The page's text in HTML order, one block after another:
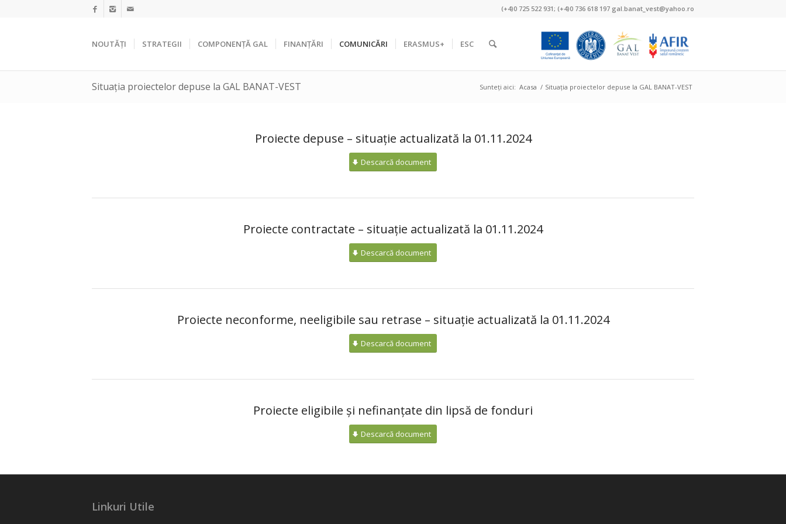
(+4)0 725 522 931; (+4)0 736 618 197 gal.banat_vest@yahoo.ro
NOUTĂȚI STRATEGII COMPONENȚĂ GAL FINANȚĂRI COMUNICĂRI ERASMUS+ ESC
Situația proiectelor depuse la GAL BANAT-VEST Sunteți aici: Acasa / Situația proiectelor depuse la GAL BANAT-VEST
Proiecte depuse – situație actualizată la 01.11.2024
Descarcă document
Proiecte contractate – situație actualizată la 01.11.2024
Descarcă document
Proiecte neconforme, neeligibile sau retrase – situație actualizată la 01.11.2024
Descarcă document
Proiecte eligibile și nefinanțate din lipsă de fonduri
Descarcă document
Linkuri Utile